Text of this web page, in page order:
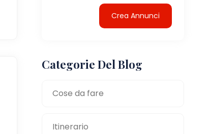
Crea Annunci
Categorie Del Blog
Cose da fare
Itinerario